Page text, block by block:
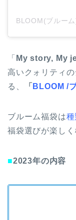
「 My story, My
高いクォリティ
る、
「 BLOOM /
ブルーム福袋は
福袋選びが楽しく
■2023年の内容